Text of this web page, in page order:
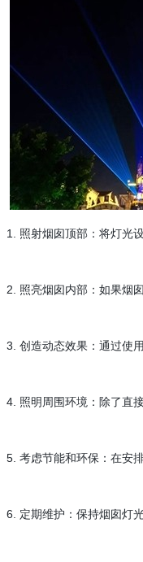
1. 照射烟囱顶部：将灯光
2. 照亮烟囱内部：如果
3. 创造动态效果：通过使用
4. 照明周围环境：除了直
5. 考虑节能和环保：在安
6. 定期维护：保持烟囱灯